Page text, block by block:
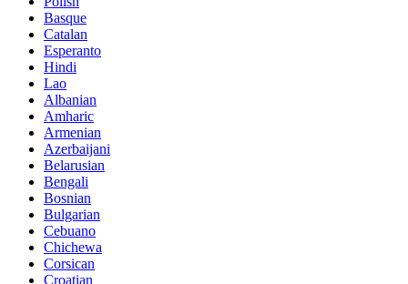
Basque
Catalan
Esperanto
Hindi
Lao
Albanian
Amharic
Armenian
Azerbaijani
Belarusian
Bengali
Bosnian
Bulgarian
Cebuano
Chichewa
Corsican
Croatian